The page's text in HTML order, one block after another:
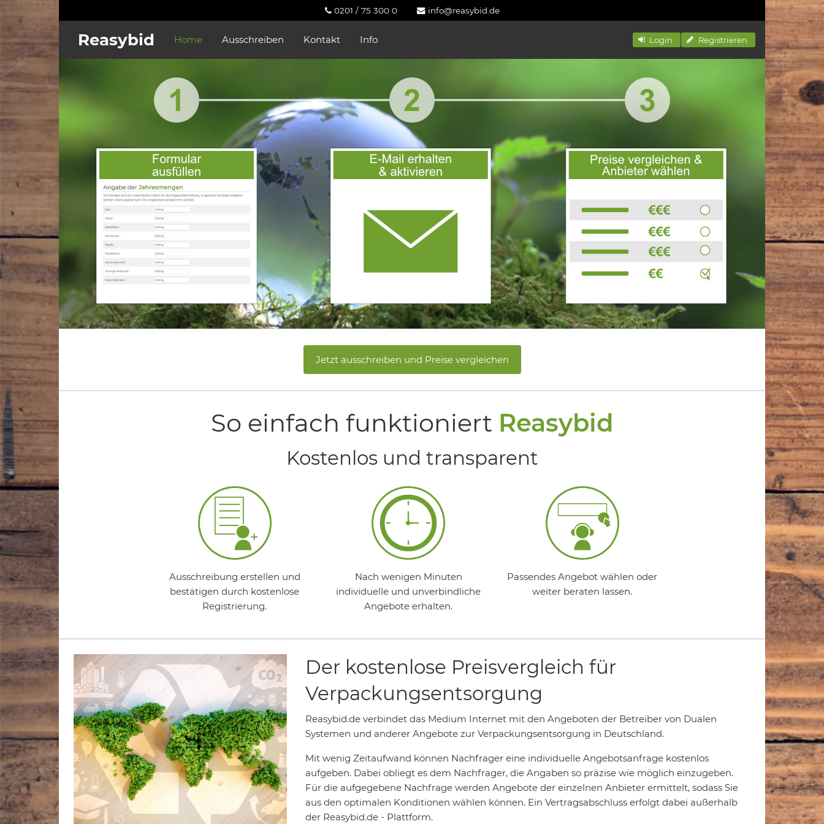
0201 / 75 300 0 info@reasybid.de
Reasybid Home Ausschreiben Kontakt Info Login Registrieren
Jetzt ausschreiben und Preise vergleichen
So einfach funktioniert Reasybid
Kostenlos und transparent
Ausschreibung erstellen und
bestätigen durch kostenlose
Registrierung.
Nach wenigen Minuten
individuelle und unverbindliche
Angebote erhalten.
Passendes Angebot wählen oder
weiter beraten lassen.
Der kostenlose Preisvergleich für
Verpackungsentsorgung
Reasybid.de verbindet das Medium Internet mit den Angeboten der Betreiber von Dualen
Systemen und anderer Angebote zur Verpackungsentsorgung in Deutschland.
Mit wenig Zeitaufwand können Nachfrager eine individuelle Angebotsanfrage kostenlos
aufgeben. Dabei obliegt es dem Nachfrager, die Angaben so präzise wie möglich einzugeben.
Für die aufgegebene Nachfrage werden Angebote der einzelnen Anbieter ermittelt, sodass Sie
aus den optimalen Konditionen wählen können. Ein Vertragsabschluss erfolgt dabei außerhalb
der Reasybid.de - Plattform.